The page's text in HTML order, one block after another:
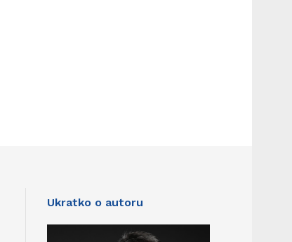
Ukratko o autoru